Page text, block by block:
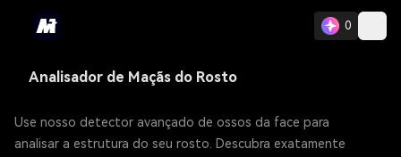
0
Analisador de Maçãs do Rosto
Use nosso detector avançado de ossos da face para
analisar a estrutura do seu rosto. Descubra exatamente